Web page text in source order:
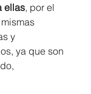
ellas, por el
y
ya que son